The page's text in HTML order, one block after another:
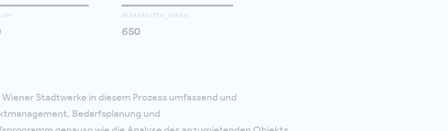
MITARBEITER_INNEN
650
Stadtwerke in diesem Prozess umfassend und
Bedarfsplanung und